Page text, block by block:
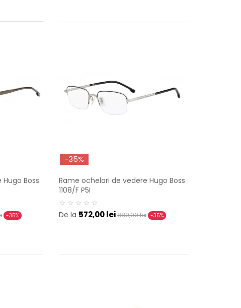
Boss
-35%
-35%
Rame ochelari de vedere Hugo Boss
1108/F P5I
De la 572,00 lei880,00 lei -35%